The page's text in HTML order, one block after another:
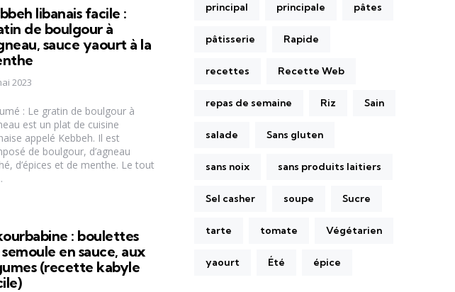
libanais facile :
de boulgour à
sauce yaourt à la
2023
: Le gratin de boulgour à
est un plat de cuisine
appelé Kebbeh. Il est
de boulgour, d’agneau
d’épices et de menthe. Le tout
: boulettes
en sauce, aux
(recette kabyle
principal principale pâtes
pâtisserie Rapide
recettes Recette Web
repas de semaine Riz Sain
salade Sans gluten
sans noix sans produits laitiers
Sel casher soupe Sucre
tarte tomate Végétarien
yaourt Été épice